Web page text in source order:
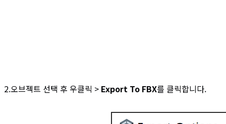
2.오브젝트 선택 후 우클릭 > Export To FBX를 클릭합니다.